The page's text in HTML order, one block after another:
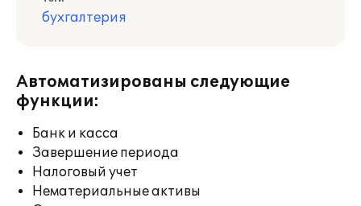
бухгалтерия
Автоматизированы следующие
функции:
Банк и касса
Завершение периода
Налоговый учет
Нематериальные активы